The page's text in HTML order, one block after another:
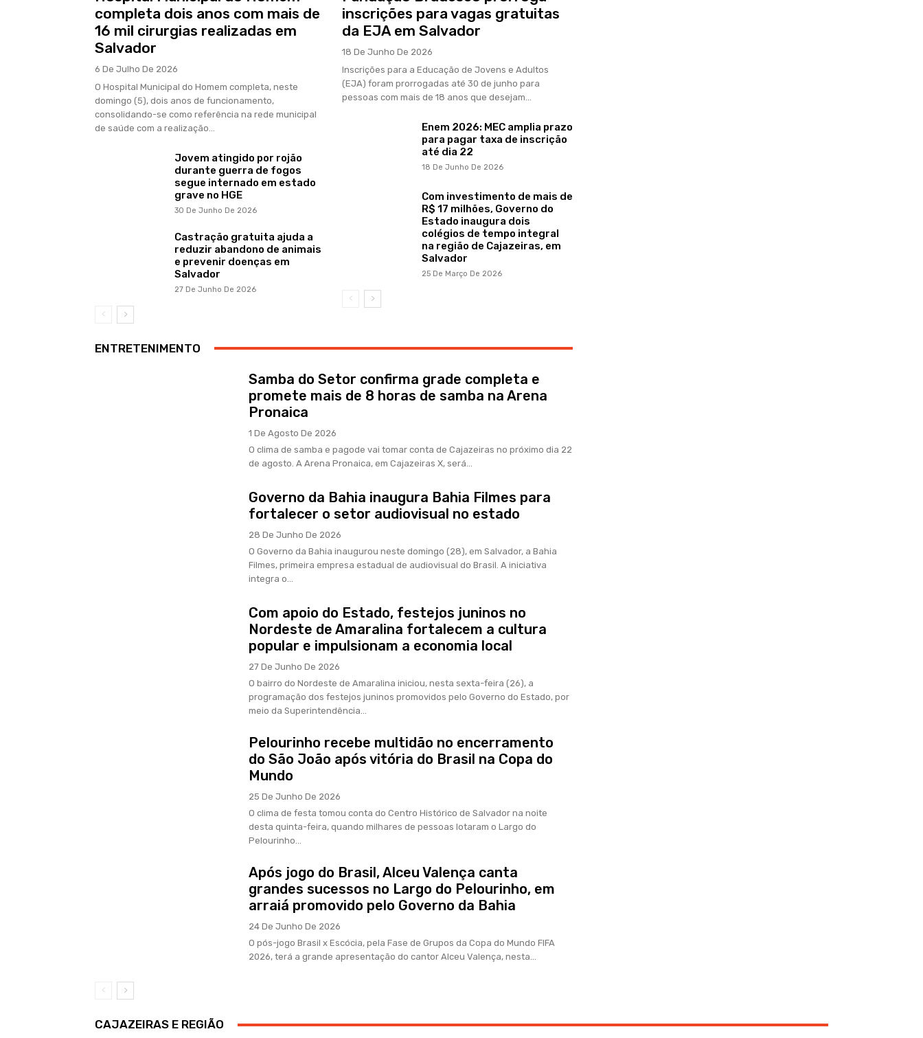
completa dois anos com mais de
16 mil cirurgias realizadas em
Salvador
6 De Julho De 2026
O Hospital Municipal do Homem completa, neste
domingo (5), dois anos de funcionamento,
consolidando-se como referência na rede municipal
de saúde com a realização...
Jovem atingido por rojão
durante guerra de fogos
segue internado em estado
grave no HGE
30 De Junho De 2026
Castração gratuita ajuda a
reduzir abandono de animais
e prevenir doenças em
Salvador
27 De Junho De 2026
inscrições para vagas gratuitas
da EJA em Salvador
18 De Junho De 2026
Inscrições para a Educação de Jovens e Adultos
(EJA) foram prorrogadas até 30 de junho para
pessoas com mais de 18 anos que desejam...
Enem 2026: MEC amplia prazo
para pagar taxa de inscrição
até dia 22
18 De Junho De 2026
Com investimento de mais de
R$ 17 milhões, Governo do
Estado inaugura dois
colégios de tempo integral
na região de Cajazeiras, em
Salvador
25 De Março De 2026
ENTRETENIMENTO
Samba do Setor confirma grade completa e
promete mais de 8 horas de samba na Arena
Pronaica
1 De Agosto De 2026
O clima de samba e pagode vai tomar conta de Cajazeiras no próximo dia 22
de agosto. A Arena Pronaica, em Cajazeiras X, será...
Governo da Bahia inaugura Bahia Filmes para
fortalecer o setor audiovisual no estado
28 De Junho De 2026
O Governo da Bahia inaugurou neste domingo (28), em Salvador, a Bahia
Filmes, primeira empresa estadual de audiovisual do Brasil. A iniciativa
integra o...
Com apoio do Estado, festejos juninos no
Nordeste de Amaralina fortalecem a cultura
popular e impulsionam a economia local
27 De Junho De 2026
O bairro do Nordeste de Amaralina iniciou, nesta sexta-feira (26), a
programação dos festejos juninos promovidos pelo Governo do Estado, por
meio da Superintendência...
Pelourinho recebe multidão no encerramento
do São João após vitória do Brasil na Copa do
Mundo
25 De Junho De 2026
O clima de festa tomou conta do Centro Histórico de Salvador na noite
desta quinta-feira, quando milhares de pessoas lotaram o Largo do
Pelourinho...
Após jogo do Brasil, Alceu Valença canta
grandes sucessos no Largo do Pelourinho, em
arraiá promovido pelo Governo da Bahia
24 De Junho De 2026
O pós-jogo Brasil x Escócia, pela Fase de Grupos da Copa do Mundo FIFA
2026, terá a grande apresentação do cantor Alceu Valença, nesta...
CAJAZEIRAS E REGIÃO